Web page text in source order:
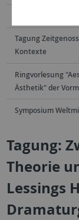
Tagung
Kontexte
Ringvorlesung
Ästhetik" der
Symposium
Tagung:
Theorie
Lessings